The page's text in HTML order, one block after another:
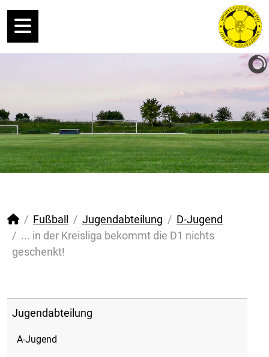
Fußball Jugendabteilung
D-Jugend
... in der Kreisliga bekommt die D1 nichts
geschenkt!
Jugendabteilung
A-Jugend